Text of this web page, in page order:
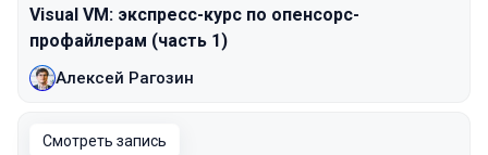
Visual VM: экспресс-курс по опенсорс-
профайлерам (часть 1)
Алексей Рагозин
Смотреть запись